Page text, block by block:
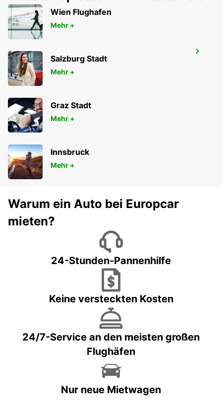
HELSINGØR
HELSINGOER - DENMARK
Wien Flughafen
Mehr +
Salzburg Stadt
Mehr +
Graz Stadt
Mehr +
Innsbruck
Mehr +
Warum ein Auto bei Europcar
mieten?
24-Stunden-Pannenhilfe
Keine versteckten Kosten
24/7-Service an den meisten großen
Flughäfen
Nur neue Mietwagen